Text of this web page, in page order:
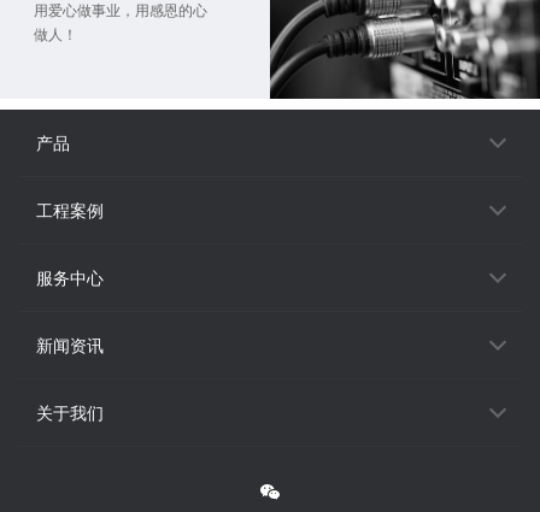
用爱心做事业，用感恩的心
做人！
产品
工程案例
服务中心
新闻资讯
关于我们